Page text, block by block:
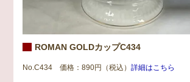
ROMAN GOLDカップC434
No.C434 価格：890円（税込）詳細はこちら